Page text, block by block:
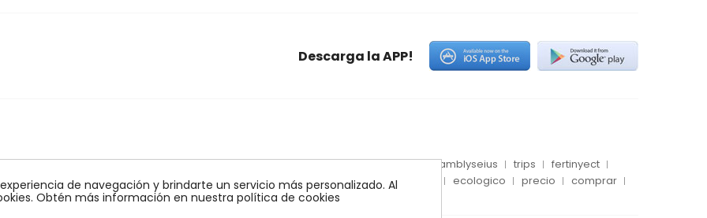
Descarga la APP!
roja conectores Econex alcornoques nido agrares conector amblyseius trips
fertinyect
control biologico quelato bioline monitoreo mosca blanca ecologico precio comprar
de navegación y brindarte un servicio más personalizado. Al
Obtén más información en nuestra política de cookies